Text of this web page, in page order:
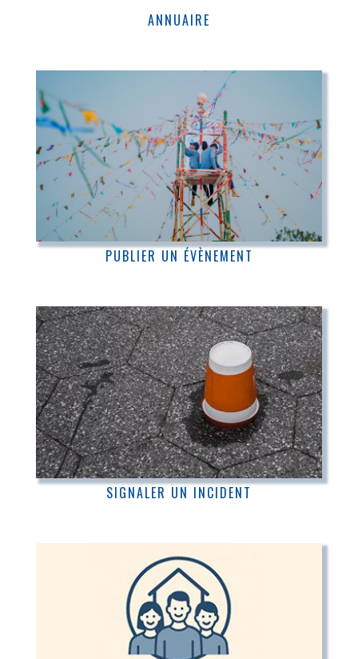
ANNUAIRE
PUBLIER UN ÉVÈNEMENT
SIGNALER UN INCIDENT